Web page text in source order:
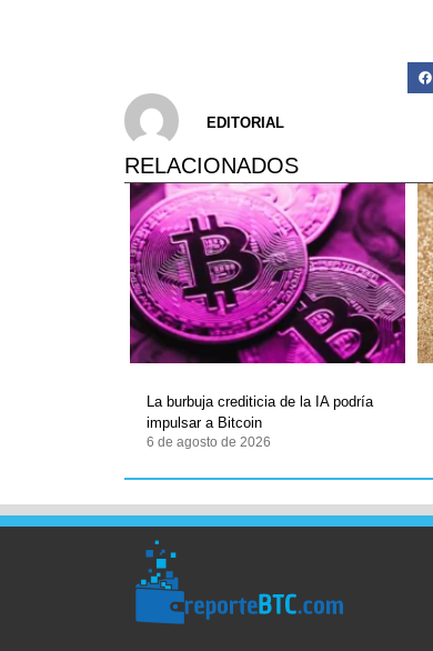
EDITORIAL
RELACIONADOS
La burbuja crediticia de la IA podría
impulsar a Bitcoin
6 de agosto de 2026